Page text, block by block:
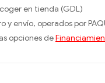
en tienda (GDL)
y envío, operados por
opciones de